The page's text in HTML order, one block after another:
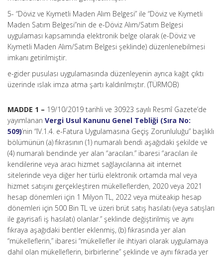
5- “Döviz ve Kıymetli Maden Alım Belgesi” ile “Döviz ve Kıymetli
Maden Satım Belgesi”nin de e-Döviz Alım/Satım Belgesi
uygulaması kapsamında elektronik belge olarak (e-Döviz ve
Kıymetli Maden Alım/Satım Belgesi şeklinde) düzenlenebilmesi
imkanı getirilmiştir.
e-gider pusulası uygulamasında düzenleyenin ayrıca kağıt çıktı
üzerinde ıslak imza atma şartı kaldırılmıştır. (TÜRMOB)
MADDE 1 – 19/10/2019 tarihli ve 30923 sayılı Resmî Gazete’de
yayımlanan Vergi Usul Kanunu Genel Tebliği (Sıra No:
509)’nin “IV.1.4. e-Fatura Uygulamasına Geçiş Zorunluluğu” başlıklı
bölümünün (a) fıkrasının (1) numaralı bendi aşağıdaki şekilde ve
(4) numaralı bendinde yer alan “aracıları.” ibaresi “aracıları ile
kendilerine veya aracı hizmet sağlayıcılarına ait internet
sitelerinde veya diğer her türlü elektronik ortamda mal veya
hizmet satışını gerçekleştiren mükelleflerden, 2020 veya 2021
hesap dönemleri için 1 Milyon TL, 2022 veya müteakip hesap
dönemleri için 500 Bin TL ve üzeri brüt satış hasılatı (veya satışları
ile gayrisafi iş hasılatı) olanlar.” şeklinde değiştirilmiş ve aynı
fıkraya aşağıdaki bentler eklenmiş, (b) fıkrasında yer alan
“mükelleflerin,” ibaresi “mükellefler ile ihtiyari olarak uygulamaya
dahil olan mükelleflerin, birbirlerine” şeklinde ve aynı fıkrada yer